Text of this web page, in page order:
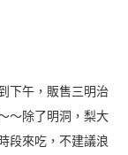
下午，販售三明治
～除了明洞，梨大
段來吃，不建議浪